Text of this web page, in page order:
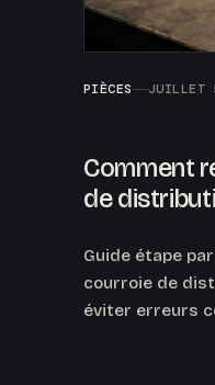
PIÈCES
Comment
de
Guide étape
courroie de
éviter erreurs